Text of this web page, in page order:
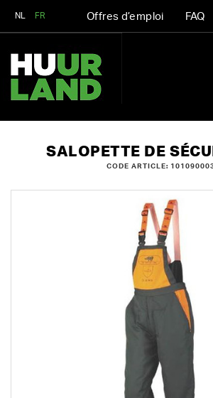
NL FR Offres d’emploi FAQ
SALOPETTE DE
CODE ARTICLE: